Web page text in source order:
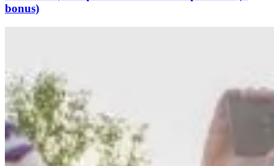
bonus)